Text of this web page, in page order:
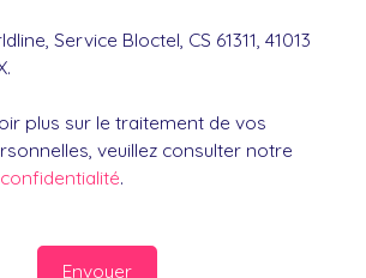
Service Bloctel, CS 61311, 41013
plus sur le traitement de vos
veuillez consulter notre
.
Envoyer